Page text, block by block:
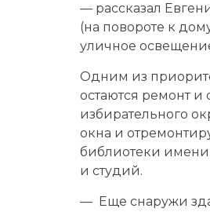
— рассказал
(на повороте к
уличное
Одним из
остаются ремонт
избирательного
окна и
библиотеки имени
и студий.
— Еще снаружи